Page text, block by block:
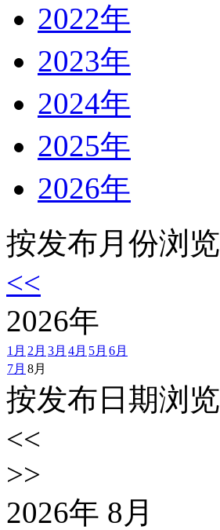
2022年
2023年
2024年
2025年
2026年
按发布月份浏览
<<
2026年
1月 2月 3月 4月 5月 6月
7月 8月
按发布日期浏览
<<
>>
2026年 8 月